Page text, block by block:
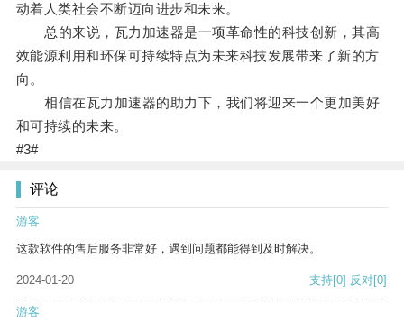
动着人类社会不断迈向进步和未来。
总的来说，瓦力加速器是一项革命性的科技创新，其高
效能源利用和环保可持续特点为未来科技发展带来了新的方
向。
相信在瓦力加速器的助力下，我们将迎来一个更加美好
和可持续的未来。
#3#
评论
游客
这款软件的售后服务非常好，遇到问题都能得到及时解决。
2024-01-20 支持[0] 反对[0]
游客